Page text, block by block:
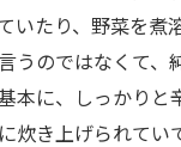
いたり、野菜を煮
うのではなくて、
本に、しっかりと
炊き上げられてい